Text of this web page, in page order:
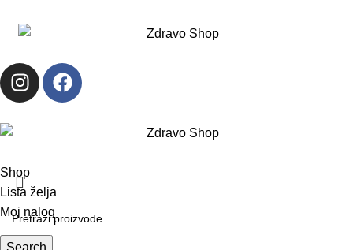
Shop
Lista želja
Moj nalog